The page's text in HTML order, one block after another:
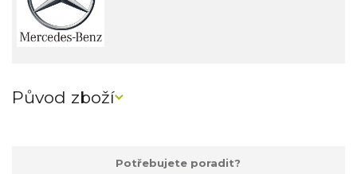
Původ zboží
Potřebujete poradit?